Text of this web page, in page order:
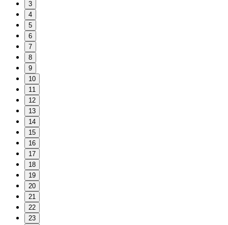
3
4
5
6
7
8
9
10
11
12
13
14
15
16
17
18
19
20
21
22
23